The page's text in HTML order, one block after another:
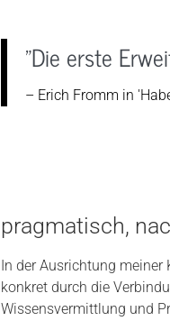
"Die erste
– Erich Fromm in
pragmatisch,
In der Ausrichtung
konkret durch die
Wissensvermittlung und